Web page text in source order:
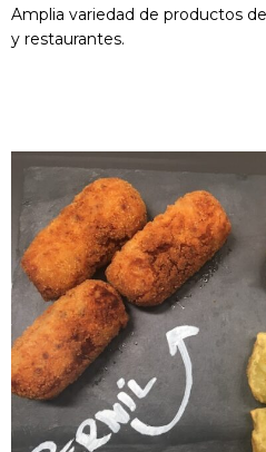
Amplia variedad de productos
y restaurantes.